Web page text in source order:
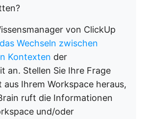
von ClickUp
das Wechseln zwischen
Kontexten der
an. Stellen Sie Ihre Frage
Ihrem Workspace heraus,
ruft die Informationen
und/oder